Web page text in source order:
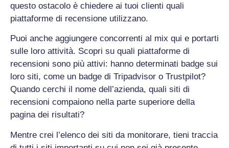
questo ostacolo è chiedere ai tuoi clienti quali
piattaforme di recensione utilizzano.
Puoi anche aggiungere concorrenti al mix qui e portarti
sulle loro attività. Scopri su quali piattaforme di
recensioni sono più attivi: hanno determinati badge sui
loro siti, come un badge di Tripadvisor o Trustpilot?
Quando cerchi il nome dell’azienda, quali siti di
recensioni compaiono nella parte superiore della
pagina dei risultati?
Mentre crei l’elenco dei siti da monitorare, tieni traccia